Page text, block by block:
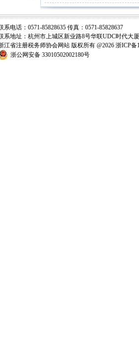
系电话：0571-85828635 传真：0571-85828637
系地址：杭州市上城区新业路8号华联UDC时代大
江省注册税务师协会网站 版权所有 @2026 浙ICP备
浙公网安备 33010502002180号